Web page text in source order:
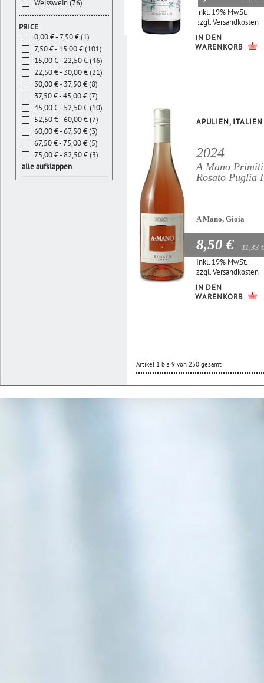
Inkl. 19% MwSt.
zzgl.Versandkosten
IN DEN
WARENKORB
APULIEN, ITALIEN
2024
A Mano
Rosato Puglia
A Mano, Gioia
8,50 € 11,33
Inkl. 19% MwSt.
zzgl.Versandkosten
IN DEN
WARENKORB
Artikel 1 bis 9 von 250 gesamt
Weisswein (76)
PRICE
0,00 € - 7,50 € (1)
7,50 € - 15,00 € (101)
15,00 € - 22,50 € (46)
22,50 € - 30,00 € (21)
30,00 € - 37,50 € (8)
37,50 € - 45,00 € (7)
45,00 € - 52,50 € (10)
52,50 € - 60,00 € (7)
60,00 € - 67,50 € (3)
67,50 € - 75,00 € (5)
75,00 € - 82,50 € (3)
alle aufklappen